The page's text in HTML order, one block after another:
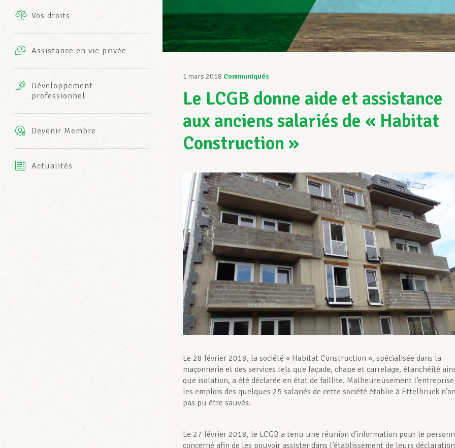
INFO-CENTER
Vos droits
Assistance en vie privée
complémentaires
AXA
Développement
professionnel
Devenir Membre
Actualités
1 mars 2018 Communiqués
Le LCGB donne aide et assistance
aux anciens salariés de « Habitat
Construction »
Le 28 février 2018, la société « Habitat Construction », spécialisée dans la
maçonnerie et des services tels que façade, chape et carrelage, étanchéité
que isolation, a été déclarée en état de faillite. Malheureusement
les emplois des quelques 25 salariés de cette société établie à Ettelbruck
pas pu être sauvés.
Le 27 février 2018, le LCGB a tenu une réunion d’information pour le
concerné afin de les pouvoir assister dans l’établissement de leurs